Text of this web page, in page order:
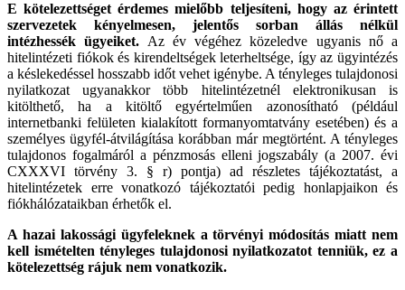
E kötelezettséget érdemes mielőbb teljesíteni, hogy az érintett
szervezetek kényelmesen, jelentős sorban állás nélkül
intézhessék ügyeiket. Az év végéhez közeledve ugyanis nő a
hitelintézeti fiókok és kirendeltségek leterheltsége, így az ügyintézés
a késlekedéssel hosszabb időt vehet igénybe. A tényleges tulajdonosi
nyilatkozat ugyanakkor több hitelintézetnél elektronikusan is
kitölthető, ha a kitöltő egyértelműen azonosítható (például
internetbanki felületen kialakított formanyomtatvány esetében) és a
személyes ügyfél-átvilágítása korábban már megtörtént. A tényleges
tulajdonos fogalmáról a pénzmosás elleni jogszabály (a 2007. évi
CXXXVI törvény 3. § r) pontja) ad részletes tájékoztatást, a
hitelintézetek erre vonatkozó tájékoztatói pedig honlapjaikon és
fiókhálózataikban érhetők el.
A hazai lakossági ügyfeleknek a törvényi módosítás miatt nem
kell ismételten tényleges tulajdonosi nyilatkozatot tenniük, ez a
kötelezettség rájuk nem vonatkozik.